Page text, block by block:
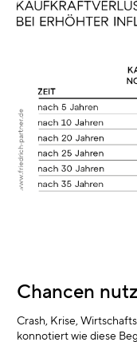
Chancen
Crash, Krise,
konnotiert wie diese